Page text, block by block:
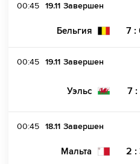
00:45 19.11 Завершен
Бельгия 7 :
00:45 19.11 Завершен
Уэльс 7 :
00:45 18.11 Завершен
Мальта 2 :